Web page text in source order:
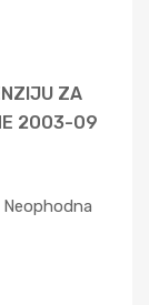
ZA
2003-09
Neophodna